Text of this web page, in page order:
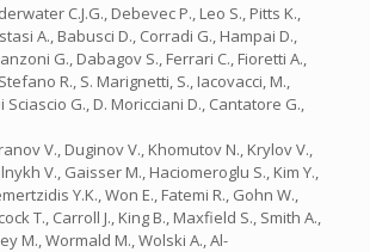
C.J.G., Debevec P., Leo S., Pitts K.,
A., Babusci D., Corradi G., Hampai D.,
G., Dabagov S., Ferrari C., Fioretti A.,
R., S. Marignetti, S., Iacovacci, M.,
Sciascio G., D. Moricciani D., Cantatore G.,
V., Duginov V., Khomutov N., Krylov V.,
V., Gaisser M., Haciomeroglu S., Kim Y.,
Y.K., Won E., Fatemi R., Gohn W.,
T., Carroll J., King B., Maxfield S., Smith A.,
M., Wormald M., Wolski A., Al-